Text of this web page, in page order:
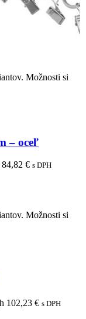
Možnosti si
– oceľ
€ s DPH
Možnosti si
102,23 € s DPH